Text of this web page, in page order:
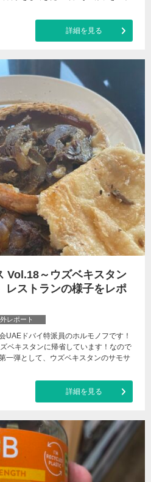
詳細を見る
Vol.18～ウズベキスタン
レストランの様子をレポ
レポート
UAEドバイ特派員のホルモノフです！
ベキスタンに帰省しています！なので
一弾として、ウズベキスタンのサモサ
詳細を見る